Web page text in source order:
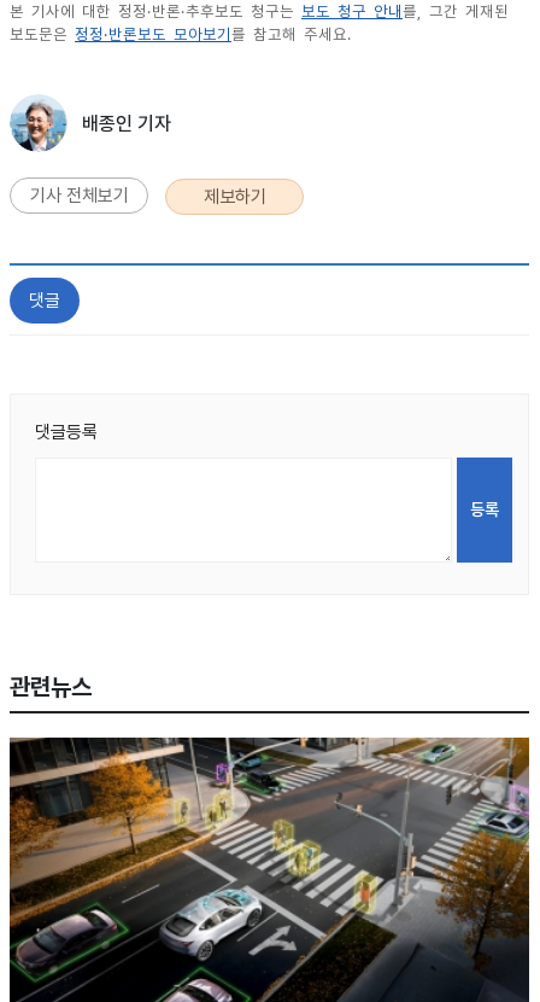
본 기사에 대한 정정·반론·추후보도 청구는 보도 청구 안내 를, 그간 게재된
보도문은 정정·반론보도 모아보기 를 참고해 주세요.
배종인 기자
기사 전체보기 제보하기
댓글
댓글등록
관련뉴스